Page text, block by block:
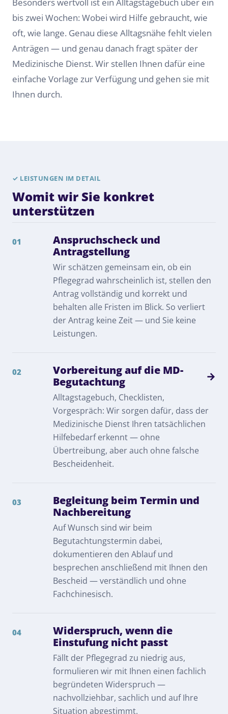
bis zwei Wochen: Wobei wird Hilfe gebraucht, wie
oft, wie lange. Genau diese Alltagsnähe fehlt vielen
Anträgen — und genau danach fragt später der
Medizinische Dienst. Wir stellen Ihnen dafür eine
einfache Vorlage zur Verfügung und gehen sie mit
Ihnen durch.
✓ LEISTUNGEN IM DETAIL
Womit wir Sie konkret
unterstützen
01
Anspruchscheck und
Antragstellung
Wir schätzen gemeinsam ein, ob ein
Pflegegrad wahrscheinlich ist, stellen den
Antrag vollständig und korrekt und
behalten alle Fristen im Blick. So verliert
der Antrag keine Zeit — und Sie keine
Leistungen.
02
Vorbereitung auf die MD-
Begutachtung
→
Alltagstagebuch, Checklisten,
Vorgespräch: Wir sorgen dafür, dass der
Medizinische Dienst Ihren tatsächlichen
Hilfebedarf erkennt — ohne
Übertreibung, aber auch ohne falsche
Bescheidenheit.
03
Begleitung beim Termin und
Nachbereitung
Auf Wunsch sind wir beim
Begutachtungstermin dabei,
dokumentieren den Ablauf und
besprechen anschließend mit Ihnen den
Bescheid — verständlich und ohne
Fachchinesisch.
04
Widerspruch, wenn die
Einstufung nicht passt
Fällt der Pflegegrad zu niedrig aus,
formulieren wir mit Ihnen einen fachlich
begründeten Widerspruch —
nachvollziehbar, sachlich und auf Ihre
Situation abgestimmt.